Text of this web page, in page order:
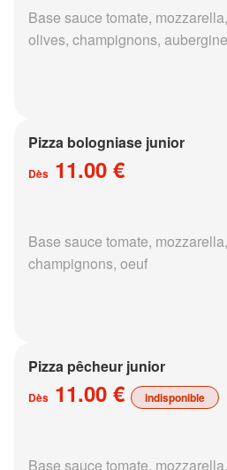
Base sauce tomate,
olives, champignons,
Pizza bologniase junior
Dès 11.00 €
Base sauce tomate,
champignons, oeuf
Pizza pêcheur junior
Dès 11.00 € indisponible
Base sauce tomate,